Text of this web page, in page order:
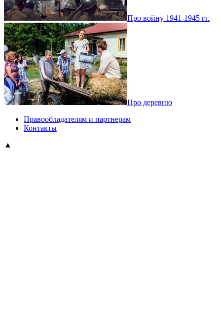
Про войну 1941-1945 гг.
Про деревню
Правообладателям и партнерам
Контакты
▲